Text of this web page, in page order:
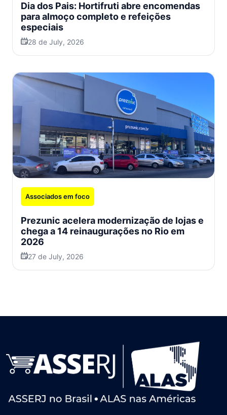
Dia dos Pais: Hortifruti abre encomendas
para almoço completo e refeições
especiais
28 de July, 2026
Associados em foco
Prezunic acelera modernização de lojas e
chega a 14 reinaugurações no Rio em
2026
27 de July, 2026